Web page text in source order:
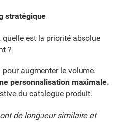
stratégique
quelle est la priorité absolue
?
augmenter le volume.
personnalisation maximale.
du catalogue produit.
de longueur similaire et